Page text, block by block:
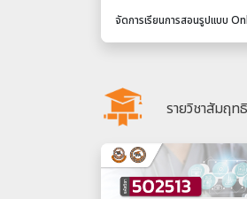
จัดการเรียนการสอนรูปแบบ
รายวิชาสัมฤ